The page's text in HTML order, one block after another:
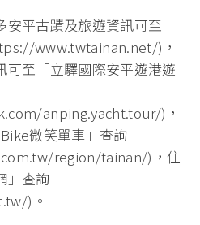
安平古蹟及旅遊資訊可至
www.twtainan.net/)，
可至「立驛國際安平遊港遊
anping.yacht.tour/)，
微笑單車」查詢
region/tainan/)，住
」查詢
)。